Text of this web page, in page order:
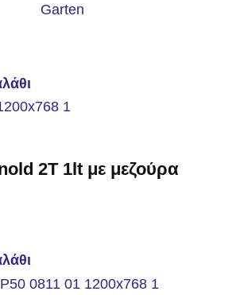
2T 1lt με μεζούρα